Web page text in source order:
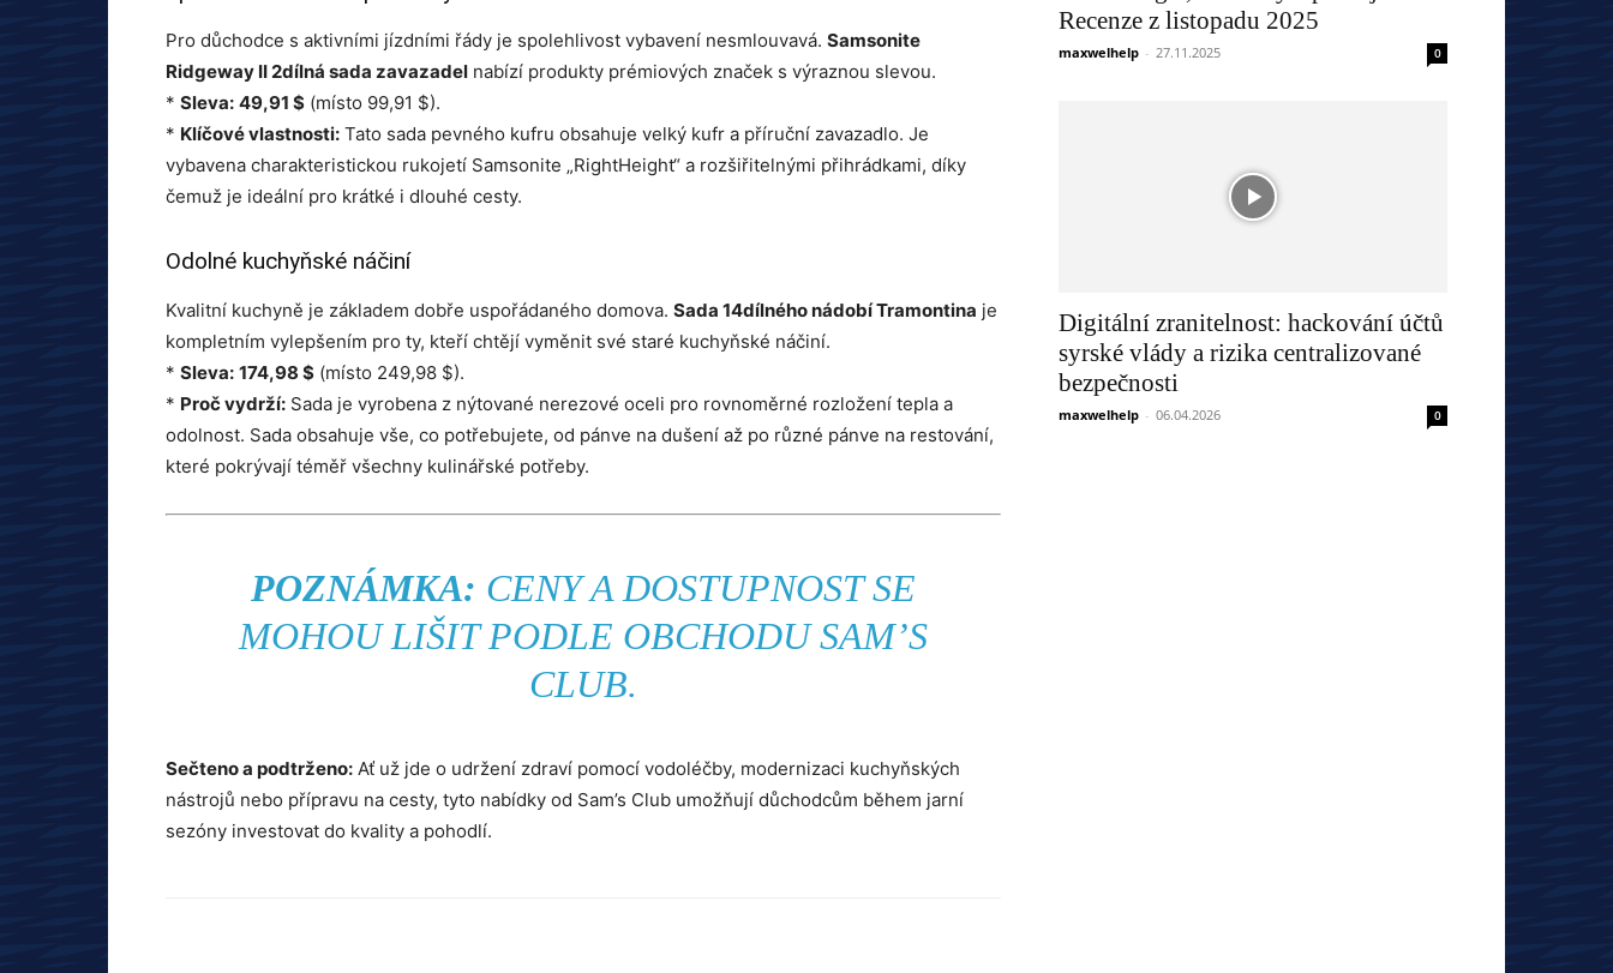
Pro důchodce s aktivními jízdními řády je spolehlivost vybavení nesmlouvavá. Samsonite
Ridgeway II 2dílná sada zavazadel nabízí produkty prémiových značek s výraznou slevou.
* Sleva: 49,91 $ (místo 99,91 $).
* Klíčové vlastnosti: Tato sada pevného kufru obsahuje velký kufr a příruční zavazadlo. Je
vybavena charakteristickou rukojetí Samsonite „RightHeight“ a rozšiřitelnými přihrádkami, díky
čemuž je ideální pro krátké i dlouhé cesty.
Odolné kuchyňské náčiní
Kvalitní kuchyně je základem dobře uspořádaného domova. Sada 14dílného nádobí Tramontina je
kompletním vylepšením pro ty, kteří chtějí vyměnit své staré kuchyňské náčiní.
* Sleva: 174,98 $ (místo 249,98 $).
* Proč vydrží: Sada je vyrobena z nýtované nerezové oceli pro rovnoměrné rozložení tepla a
odolnost. Sada obsahuje vše, co potřebujete, od pánve na dušení až po různé pánve na restování,
které pokrývají téměř všechny kulinářské potřeby.
POZNÁMKA: CENY A DOSTUPNOST SE
MOHOU LIŠIT PODLE OBCHODU SAM’S
CLUB.
Sečteno a podtrženo: Ať už jde o udržení zdraví pomocí vodoléčby, modernizaci kuchyňských
nástrojů nebo přípravu na cesty, tyto nabídky od Sam’s Club umožňují důchodcům během jarní
sezóny investovat do kvality a pohodlí.
Recenze z listopadu 2025
maxwelhelp - 27.11.2025 0
Digitální zranitelnost: hackování účtů
syrské vlády a rizika centralizované
bezpečnosti
maxwelhelp - 06.04.2026 0